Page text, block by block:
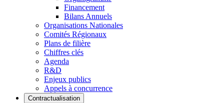
Financement
Bilans Annuels
Organisations Nationales
Comités Régionaux
Plans de filière
Chiffres clés
Agenda
R&D
Enjeux publics
Appels à concurrence
Contractualisation